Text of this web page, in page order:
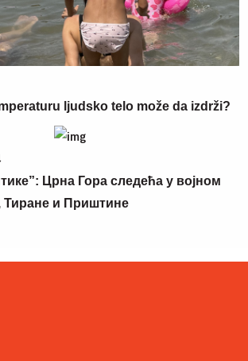
ljudsko telo može da izdrži?
Црна Гора следећа у војном
Тиране и Приштине